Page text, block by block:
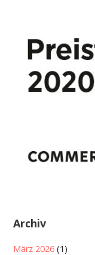
Archiv
März 2026 (1)